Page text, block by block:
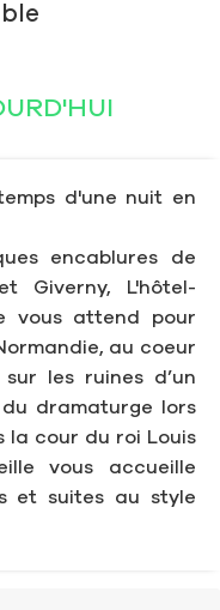
d'une nuit en
encablures de
Giverny, L'hôtel-
vous attend pour
au coeur
les ruines d’un
dramaturge lors
la cour du roi Louis
vous accueille
et suites au style